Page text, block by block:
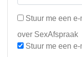
Stuur me een
over SexAfspraak
Stuur me een